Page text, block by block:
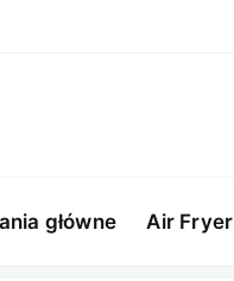
główne Air Fryer